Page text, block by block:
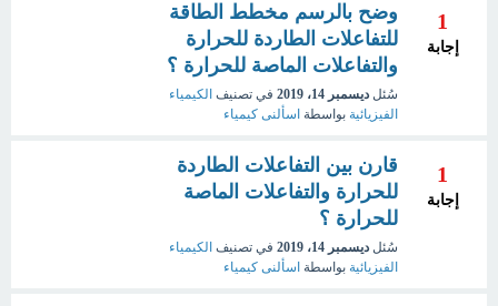
1
إجابة
وضح بالرسم مخطط الطاقة
للتفاعلات الطاردة للحرارة
والتفاعلات الماصة للحرارة ؟
سُئل ديسمبر 14، 2019 في تصنيف الكيمياء
الفيزيائية بواسطة اسألنى كيمياء
1
إجابة
قارن بين التفاعلات الطاردة
للحرارة والتفاعلات الماصة
للحرارة ؟
سُئل ديسمبر 14، 2019 في تصنيف الكيمياء
الفيزيائية بواسطة اسألنى كيمياء